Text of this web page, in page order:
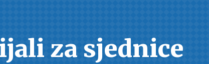
za sjednice